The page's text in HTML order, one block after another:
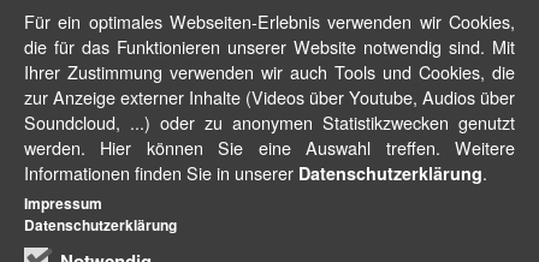
Für ein optimales Webseiten-Erlebnis verwenden wir Cookies,
die für das Funktionieren unserer Website notwendig sind. Mit
Ihrer Zustimmung verwenden wir auch Tools und Cookies, die
zur Anzeige externer Inhalte (Videos über Youtube, Audios über
Soundcloud, ...) oder zu anonymen Statistikzwecken genutzt
werden. Hier können Sie eine Auswahl treffen. Weitere
Informationen finden Sie in unserer Datenschutzerklärung.
Impressum
Datenschutzerklärung